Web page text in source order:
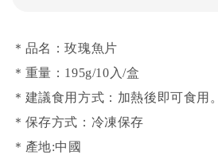
＊品名：玫瑰魚片
＊重量：195g/10入/盒
＊建議食用方式：加熱後即可食用。
＊保存方式：冷凍保存
＊產地:中國